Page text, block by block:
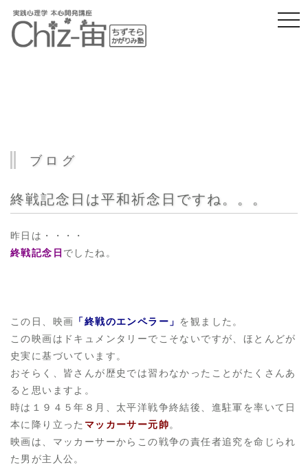
ブログ
終戦記念日は平和祈念日ですね。。。
昨日は・・・・
終戦記念日 でしたね。
この日、映画 「終戦のエンペラー」 を観ました。
この映画はドキュメンタリーでこそないですが、ほとんどが
史実に基づいています。
おそらく、皆さんが歴史では習わなかったことがたくさんあ
ると思いますよ。
時は１９４５年８月、太平洋戦争終結後、進駐軍を率いて日
本に降り立った マッカーサー元帥。
映画は、マッカーサーからこの戦争の責任者追究を命じられ
た男が主人公。